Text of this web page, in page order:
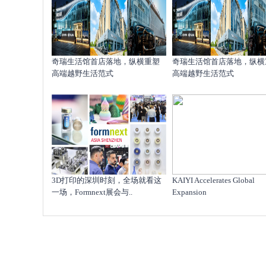
奇瑞生活馆首店落地，纵横重塑
高端越野生活范式
奇瑞生活馆首店落地，纵
高端越野生活范式
​3D打印的深圳时刻，全场就看这
一场，Formnext展会与..
KAIYI Accelerates Global
Expansion